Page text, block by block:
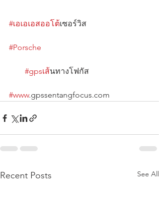
#เอเอเอสออโต้เซอร์วิส
#Porsche
#gpsเส้นทางโฟกัส
#www.gpssentangfocus.com
Recent Posts See All